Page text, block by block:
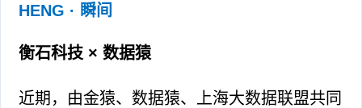
HENG · 瞬间
衡石科技 × 数据猿
近期，由金猿、数据猿、上海大数据联盟共同